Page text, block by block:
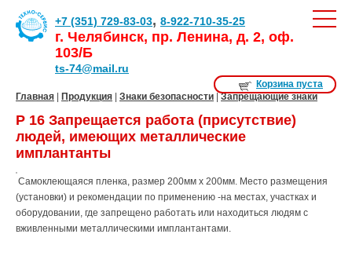
Корзина пуста
+7 (351) 729-83-03, 8-922-710-35-25
г. Челябинск, пр. Ленина, д. 2, оф.
103/Б
ts-74@mail.ru
Главная Продукция Знаки безопасности |Запрещающие знаки
Р 16 Запрещается работа (присутствие)
людей, имеющих металлические
имплантанты
Самоклеющаяся пленка, размер 200мм х 200мм. Место размещения
(установки) и рекомендации по применению -на местах, участках и
оборудовании, где запрещено работать или находиться людям с
вживленными металлическими имплантантами.